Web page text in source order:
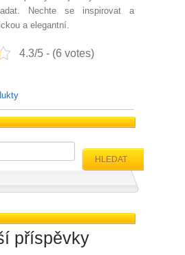
Nechte se inspirovat a
a elegantní.
4.3/5 - (6 votes)
HLEDAT
příspěvky